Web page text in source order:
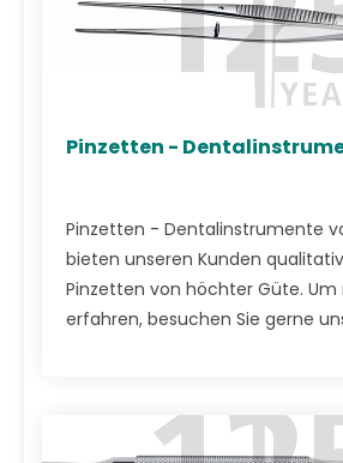
Pinzetten -
Pinzetten - Dentalinstrumente
bieten unseren Kunden
Pinzetten von höchter Güte. Um
erfahren, besuchen Sie gerne